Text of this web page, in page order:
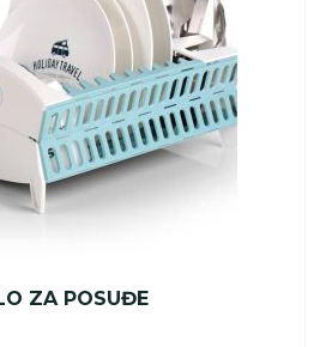
ZA POSUĐE